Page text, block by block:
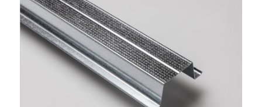
Profilo Omega 27
SINIAT